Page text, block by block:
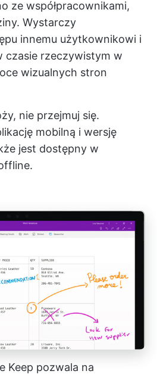
ze współpracownikami,
Wystarczy
innemu użytkownikowi i
czasie rzeczywistym w
wizualnych stron
nie przejmuj się.
mobilną i wersję
jest dostępny w
Keep pozwala na